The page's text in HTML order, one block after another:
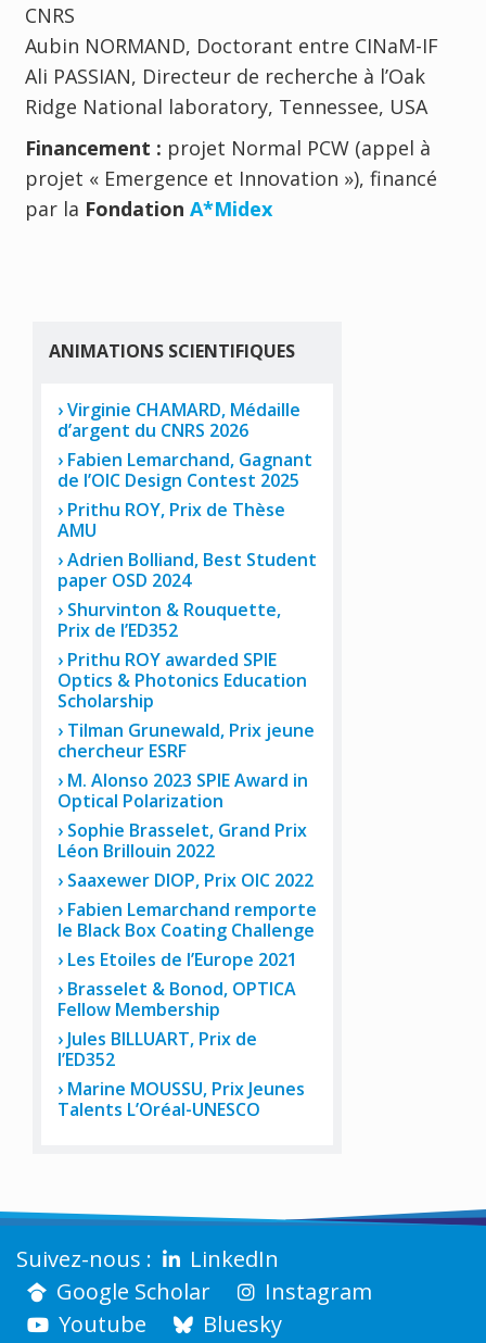
CNRS
Aubin NORMAND, Doctorant entre CINaM-IF
Ali PASSIAN, Directeur de recherche à l’Oak
Ridge National laboratory, Tennessee, USA
Financement : projet Normal PCW (appel à
projet « Emergence et Innovation »), financé
par la Fondation A*Midex
ANIMATIONS SCIENTIFIQUES
Virginie CHAMARD, Médaille
d’argent du CNRS 2026
Fabien Lemarchand, Gagnant
de l’OIC Design Contest 2025
Prithu ROY, Prix de Thèse
AMU
Adrien Bolliand, Best Student
paper OSD 2024
Shurvinton & Rouquette,
Prix de l’ED352
Prithu ROY awarded SPIE
Optics & Photonics Education
Scholarship
Tilman Grunewald, Prix jeune
chercheur ESRF
M. Alonso 2023 SPIE Award in
Optical Polarization
Sophie Brasselet, Grand Prix
Léon Brillouin 2022
Saaxewer DIOP, Prix OIC 2022
Fabien Lemarchand remporte
le Black Box Coating Challenge
Les Etoiles de l’Europe 2021
Brasselet & Bonod, OPTICA
Fellow Membership
Jules BILLUART, Prix de
l’ED352
Marine MOUSSU, Prix Jeunes
Talents L’Oréal-UNESCO
LinkedIn
Google Scholar
Instagram
Youtube
Bluesky